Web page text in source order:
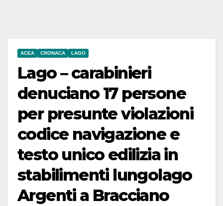
ACEA CRONACA LAGO
Lago – carabinieri
denuciano 17 persone
per presunte violazioni
codice navigazione e
testo unico edilizia in
stabilimenti lungolago
Argenti a Bracciano